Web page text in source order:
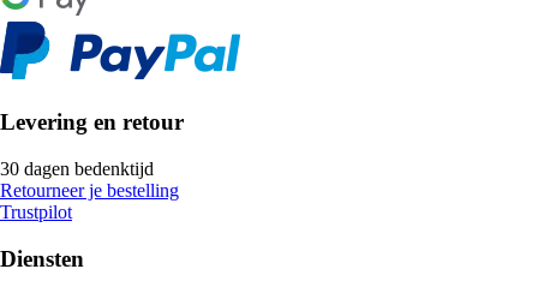
Levering en retour
30 dagen bedenktijd
Retourneer je bestelling
Trustpilot
Diensten